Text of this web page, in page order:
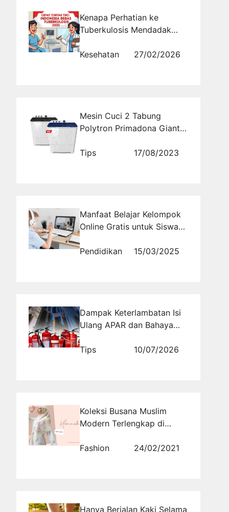
Kenapa Perhatian ke
Tuberkulosis Mendadak
Sekarang
Kesehatan 27/02/2026
Mesin Cuci 2 Tabung
Polytron Primadona Giant
Mencuci
Tips 17/08/2023
Manfaat Belajar Kelompok
Online Gratis untuk Siswa
Pendidikan
15/03/2025
Dampak Keterlambatan Isi
Ulang APAR dan Bahaya
Tips
10/07/2026
Koleksi Busana Muslim
Modern Terlengkap di
Fashion
24/02/2021
Hanya Berjalan Kaki Selama